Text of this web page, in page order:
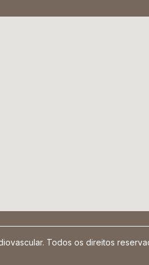
Todos os direitos